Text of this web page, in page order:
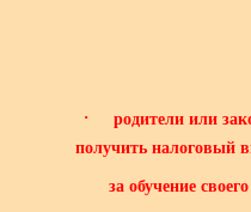
·
родители или
получить
за обучение своего